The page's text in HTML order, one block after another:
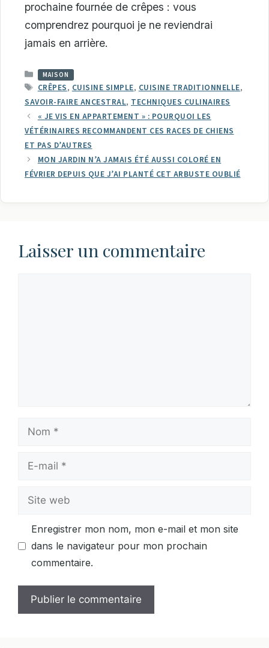
prochaine fournée de crêpes : vous
comprendrez pourquoi je ne reviendrai
jamais en arrière.
CATÉGORIES
MAISON
ÉTIQUETTES
CRÊPES, CUISINE SIMPLE, CUISINE TRADITIONNELLE,
SAVOIR-FAIRE ANCESTRAL, TECHNIQUES CULINAIRES
« JE VIS EN APPARTEMENT » : POURQUOI LES
VÉTÉRINAIRES RECOMMANDENT CES RACES DE CHIENS
ET PAS D’AUTRES
MON JARDIN N’A JAMAIS ÉTÉ AUSSI COLORÉ EN
FÉVRIER DEPUIS QUE J’AI PLANTÉ CET ARBUSTE OUBLIÉ
Laisser un commentaire
Nom
Site
Enregistrer mon nom, mon e-mail et mon site
dans le navigateur pour mon prochain
commentaire.